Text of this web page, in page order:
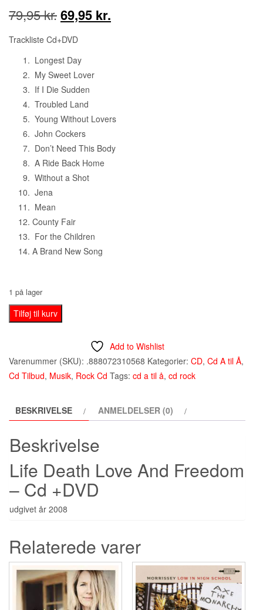
79,95kr.Den
oprindelige
pris
var:
79,95 kr..
69,95 kr.
Trackliste Cd+DVD
Longest Day
My Sweet Lover
If I Die Sudden
Troubled Land
Young Without Lovers
John Cockers
Don’t Need This Body
A Ride Back Home
Without a Shot
Jena
Mean
County Fair
For the Children
A Brand New Song
1 på lager
John
Mellencamp
Life
Death
Freedom
Cd+Dvd
antal
Tilføj til kurv
Add to Wishlist
Varenummer (SKU): .888072310568 Kategorier: CD, Cd A til Å,
Cd Tilbud, Musik, Rock Cd Tags: cd a til å, cd rock
BESKRIVELSE ANMELDELSER (0)
Beskrivelse
Life Death Love And Freedom
– Cd +DVD
udgivet år 2008
Relaterede varer